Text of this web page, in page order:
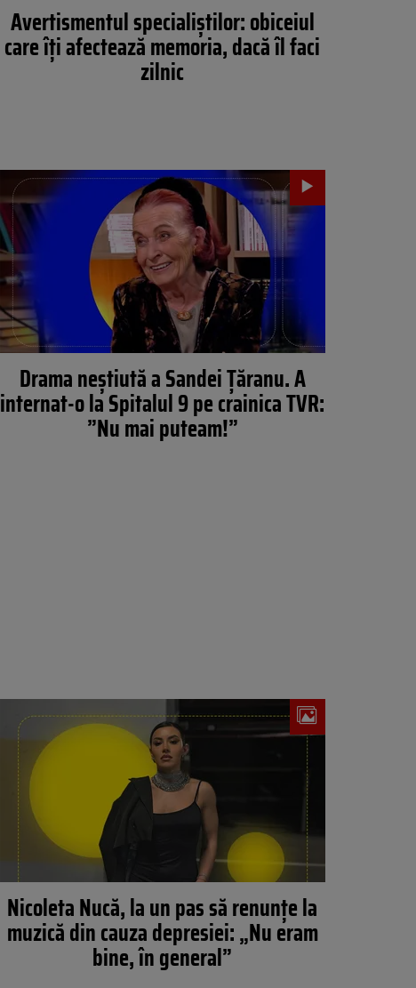
Avertismentul specialiștilor: obiceiul
care îți afectează memoria, dacă îl faci
zilnic
Drama neștiută a Sandei Țăranu. A
internat-o la Spitalul 9 pe crainica TVR:
”Nu mai puteam!”
Nicoleta Nucă, la un pas să renunțe la
muzică din cauza depresiei: „Nu eram
bine, în general”